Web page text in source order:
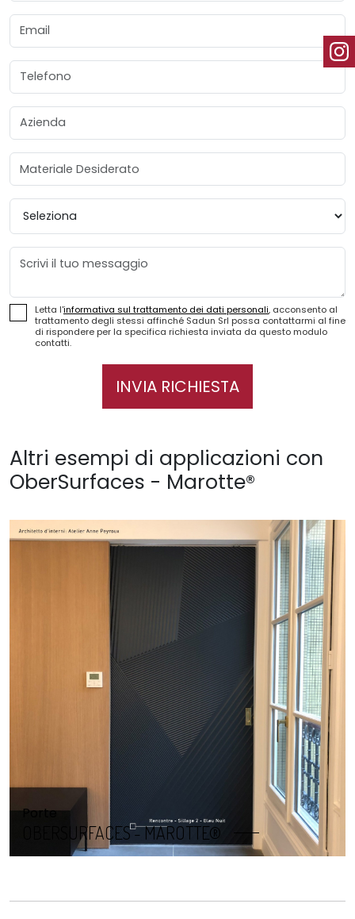
Email
Telefono
Azienda
Materiale Desiderato
Provincia
Messaggio
Letta l'informativa sul trattamento dei dati personali, acconsento al
trattamento degli stessi affinché Sadun Srl possa contattarmi al fine
di rispondere per la specifica richiesta inviata da questo modulo
contatti.
INVIA RICHIESTA
Altri esempi di applicazioni con
OberSurfaces - Marotte®
Porte
OBERSURFACES - MAROTTE®